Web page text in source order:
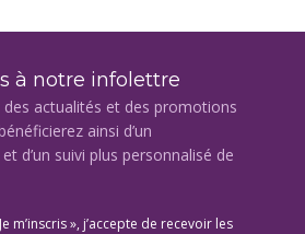
à notre infolettre
des actualités et des promotions
ainsi d’un
d’un suivi plus personnalisé de
m’inscris », j’accepte de recevoir les